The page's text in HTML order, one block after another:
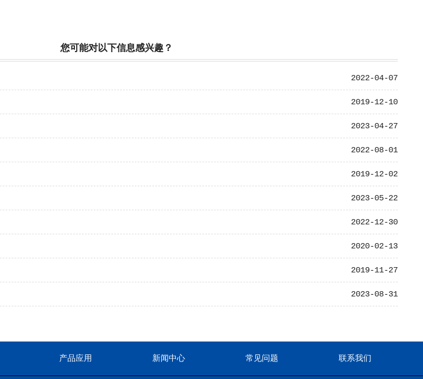
您可能对以下信息感兴趣？
2022-04-07
2019-12-10
2023-04-27
2022-08-01
2019-12-02
2023-05-22
2022-12-30
2020-02-13
2019-11-27
2023-08-31
产品应用 新闻中心 常见问题 联系我们